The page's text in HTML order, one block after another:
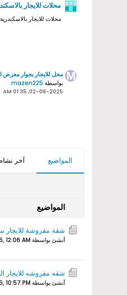
محلات للايجار
محلات للايجار بالاسكندرية من المالك مباشرة
محل للايجار بجوار معرض
بواسطة mazen225
02-06-2025, 01:35 AM
المواضيع آخر
المواضيع
شقة مفروشة للايجار
أنشئ بواسطة12:06 AM
شقه مفروشه للايجار
أنشئ بواسطة10:57 PM